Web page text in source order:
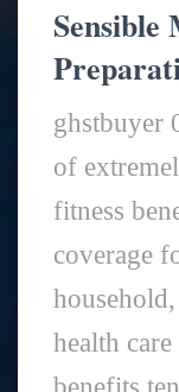
Sensible
ghstbuyer
of
fitness
coverage
health